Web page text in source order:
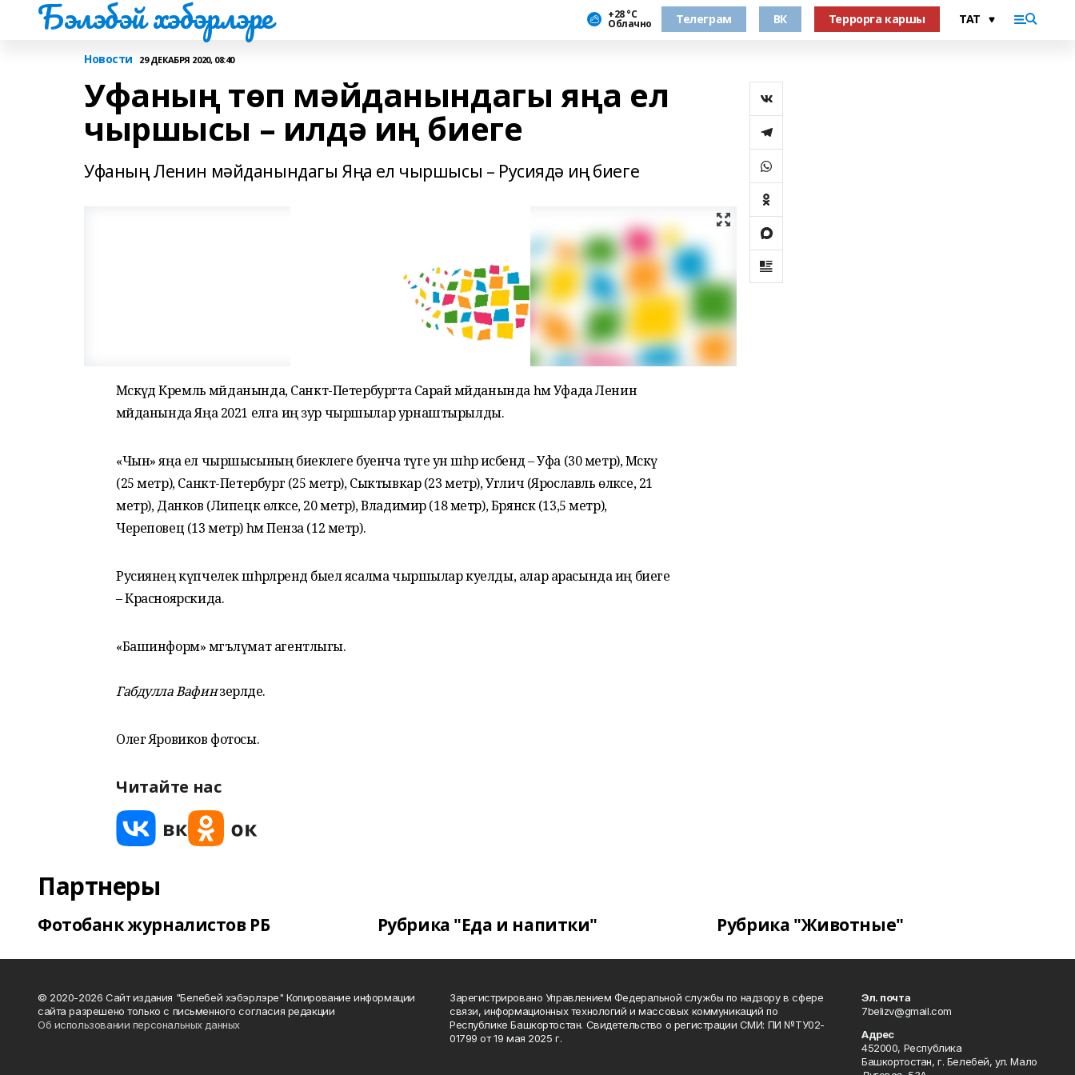
Бэлэбэй хэбэрлэре +28 °С
Облачно Телеграм ВК Террорга каршы
Новости 29 ДЕКАБРЯ 2020, 08:40
Уфаның төп мәйданындагы яңа ел
чыршысы – илдә иң биеге
Уфаның Ленин мәйданындагы Яңа ел чыршысы – Русиядә иң биеге
Мәскәүдә Кремль мәйданында, Санкт-Петербургта Сарай мәйданында һәм Уфада Ленин
мәйданында Яңа 2021 елга иң зур чыршылар урнаштырылды.
«Чын» яңа ел чыршысының биеклеге буенча тәүге ун шәһәр исәбендә – Уфа (30 метр), Мәскәү
(25 метр), Санкт-Петербург (25 метр), Сыктывкар (23 метр), Углич (Ярославль өлкәсе, 21
метр), Данков (Липецк өлкәсе, 20 метр), Владимир (18 метр), Брянск (13,5 метр),
Череповец (13 метр) һәм Пенза (12 метр).
Русиянең күпчелек шәһәрләрендә быел ясалма чыршылар куелды, алар арасында иң биеге
– Красноярскида.
«Башинформ» мәгълүмат агентлыгы.
Габдулла Вафинәзерләде.
Олег Яровиков фотосы.
Читайте нас
Партнеры
Фотобанк журналистов РБ Рубрика "Еда и напитки" Рубрика "Животные"
© 2020-2026 Сайт издания "Белебей хэбэрлэре" Копирование информации
сайта разрешено только с письменного согласия редакции
Об использовании персональных данных
Зарегистрировано Управлением Федеральной службы по надзору в сфере
связи, информационных технологий и массовых коммуникаций по
Республике Башкортостан. Свидетельство о регистрации СМИ: ПИ №ТУ02-
01799 от 19 мая 2025 г.
Эл. почта
7belizv@gmail.com
Адрес
452000, Республика
Башкортостан, г. Белебей, ул. Мало